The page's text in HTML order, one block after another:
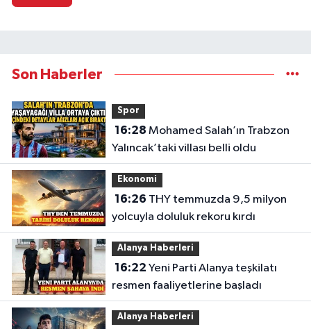
Son Haberler
Spor
16:28
Yalıncak’taki villası belli oldu
Ekonomi
16:26
yolcuyla doluluk rekoru kırdı
Alanya Haberleri
16:22
resmen faaliyetlerine başladı
Alanya Haberleri